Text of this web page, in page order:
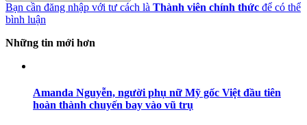
Bạn cần đăng nhập với tư cách là Thành viên chính thức để có thể
bình luận
Những tin mới hơn
Amanda Nguyễn, người phụ nữ Mỹ gốc Việt đầu tiên
hoàn thành chuyến bay vào vũ trụ